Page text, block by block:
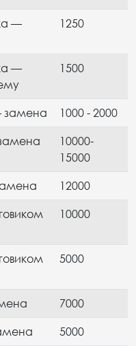
—
1250
—
1500
замена
1000 - 2000
10000-
15000
12000
10000
5000
7000
5000